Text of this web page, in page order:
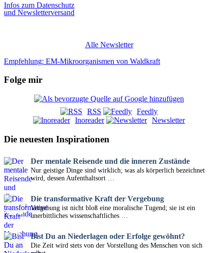
Infos zum Datenschutz
und Newsletterversand
Alle Newsletter
Empfehlung: EM-Mikroorganismen von Waldkraft
Folge mir
RSS
Feedly
Inoreader
Newsletter
Die neuesten Inspirationen
Der mentale Reisende und die inneren Zustände
Nur geistige Dinge sind wirklich; was als körperlich bezeichnet
wird, dessen Aufenthaltsort …
Die transformative Kraft der Vergebung
Vergebung ist nicht bloß eine moralische Tugend; sie ist ein
unerbittliches wissenschaftliches …
Bist Du an Niederlagen oder Erfolge gewöhnt?
Die Zeit wird stets von der Vorstellung des Menschen von sich